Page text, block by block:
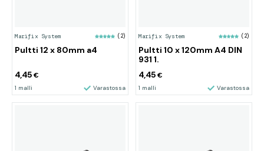
Marifix System (2)
Pultti 12 x 80mm a4
4,45€
1 malli Varastossa
Marifix System (2)
Pultti 10 x 120mm A4 DIN
931 1.
4,45€
1 malli Varastossa